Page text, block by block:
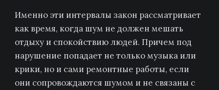
Именно эти интервалы закон рассматривает
как время, когда шум не должен мешать
отдыху и спокойствию людей. Причем под
нарушение попадает не только музыка или
крики, но и сами ремонтные работы, если
они сопровождаются шумом и не связаны с